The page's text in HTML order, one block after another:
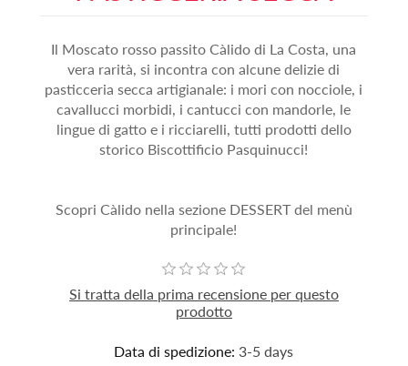
Il Moscato rosso passito Càlido di La Costa, una
vera rarità, si incontra con alcune delizie di
pasticceria secca artigianale: i mori con nocciole, i
cavallucci morbidi, i cantucci con mandorle, le
lingue di gatto e i ricciarelli, tutti prodotti dello
storico Biscottificio Pasquinucci!
Scopri Càlido nella sezione DESSERT del menù
principale!
Si tratta della prima recensione per questo
prodotto
Data di spedizione: 3-5 days